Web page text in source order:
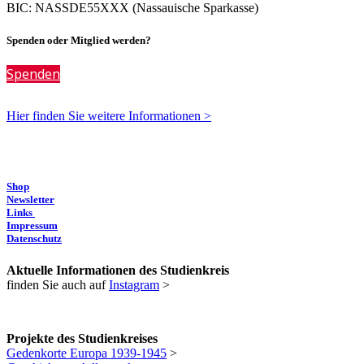
BIC: NASSDE55XXX (Nassauische Sparkasse)
Spenden oder Mitglied werden?
Spenden
Hier finden Sie weitere Informationen >
Shop
Newsletter
Links
Impressum
Datenschutz
Aktuelle Informationen des Studienkreis
finden Sie auch aufInstagram >
Projekte des Studienkreises
Gedenkorte Europa 1939-1945 >